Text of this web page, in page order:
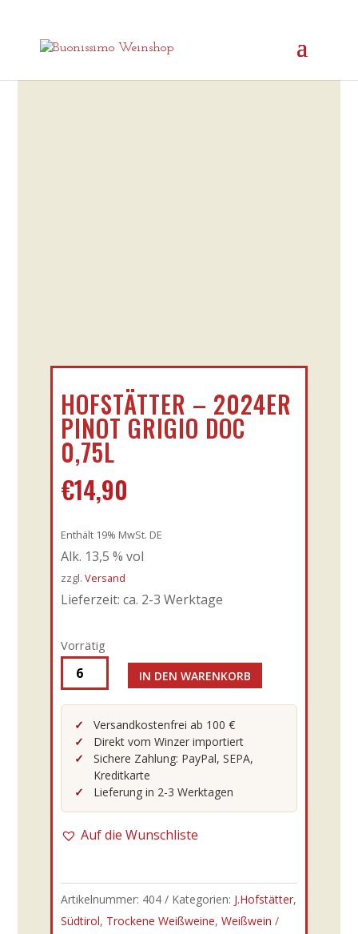
HOFSTÄTTER – 2024ER
PINOT GRIGIO DOC
0,75L
€14,90
Enthält 19% MwSt. DE
Alk. 13,5 % vol
zzgl. Versand
Lieferzeit: ca. 2-3 Werktage
Vorrätig
Hofstätter
-
2024er
Pinot
grigio
DOC
0,75l
Menge
IN DEN WARENKORB
Versandkostenfrei ab 100 €
Direkt vom Winzer importiert
Sichere Zahlung: PayPal, SEPA,
Kreditkarte
Lieferung in 2-3 Werktagen
Auf die Wunschliste
Artikelnummer: 404 Kategorien: J.Hofstätter,
Südtirol, Trockene Weißweine, Weißwein